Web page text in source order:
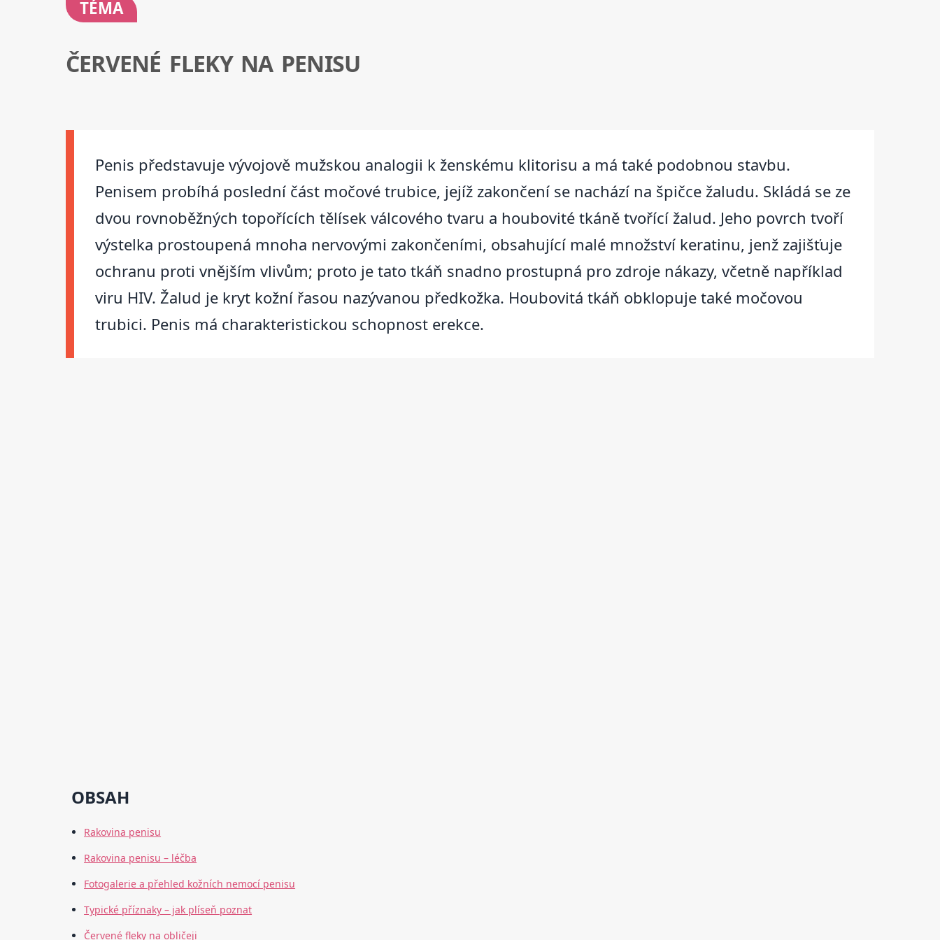
TÉMA
ČERVENÉ FLEKY NA PENISU
Penis představuje vývojově mužskou analogii k ženskému klitorisu a má také podobnou stavbu.
Penisem probíhá poslední část močové trubice, jejíž zakončení se nachází na špičce žaludu. Skládá se ze
dvou rovnoběžných topořících tělísek válcového tvaru a houbovité tkáně tvořící žalud. Jeho povrch tvoří
výstelka prostoupená mnoha nervovými zakončeními, obsahující malé množství keratinu, jenž zajišťuje
ochranu proti vnějším vlivům; proto je tato tkáň snadno prostupná pro zdroje nákazy, včetně například
viru HIV. Žalud je kryt kožní řasou nazývanou předkožka. Houbovitá tkáň obklopuje také močovou
trubici. Penis má charakteristickou schopnost erekce.
OBSAH
Rakovina penisu
Rakovina penisu – léčba
Fotogalerie a přehled kožních nemocí penisu
Typické příznaky – jak plíseň poznat
Červené fleky na obličeji